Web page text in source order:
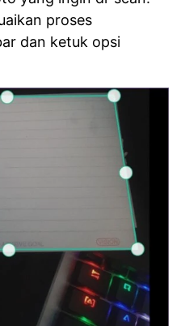
proses
dan ketuk opsi